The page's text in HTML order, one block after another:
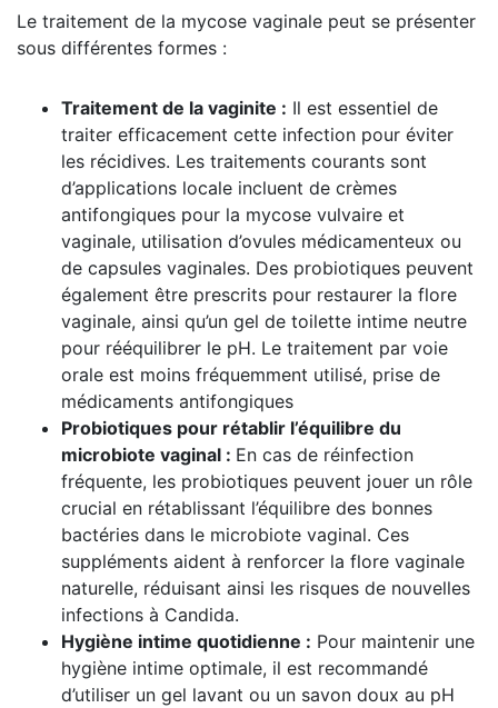
Le traitement de la mycose vaginale peut se présenter
sous différentes formes :
Traitement de la vaginite : Il est essentiel de
traiter efficacement cette infection pour éviter
les récidives. Les traitements courants sont
d’applications locale incluent de crèmes
antifongiques pour la mycose vulvaire et
vaginale, utilisation d’ovules médicamenteux ou
de capsules vaginales. Des probiotiques peuvent
également être prescrits pour restaurer la flore
vaginale, ainsi qu’un gel de toilette intime neutre
pour rééquilibrer le pH. Le traitement par voie
orale est moins fréquemment utilisé, prise de
médicaments antifongiques
Probiotiques pour rétablir l’équilibre du
microbiote vaginal : En cas de réinfection
fréquente, les probiotiques peuvent jouer un rôle
crucial en rétablissant l’équilibre des bonnes
bactéries dans le microbiote vaginal. Ces
suppléments aident à renforcer la flore vaginale
naturelle, réduisant ainsi les risques de nouvelles
infections à Candida.
Hygiène intime quotidienne : Pour maintenir une
hygiène intime optimale, il est recommandé
d’utiliser un gel lavant ou un savon doux au pH